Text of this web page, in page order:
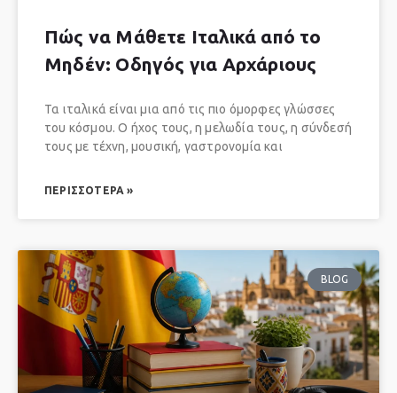
Πώς να Μάθετε Ιταλικά από το
Μηδέν: Οδηγός για Αρχάριους
Τα ιταλικά είναι μια από τις πιο όμορφες γλώσσες
του κόσμου. Ο ήχος τους, η μελωδία τους, η σύνδεσή
τους με τέχνη, μουσική, γαστρονομία και
ΠΕΡΙΣΣΌΤΕΡΑ »
BLOG